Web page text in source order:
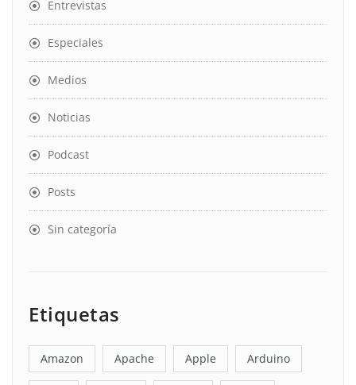
Entrevistas
Especiales
Medios
Noticias
Podcast
Posts
Sin categoría
Etiquetas
Amazon Apache Apple Arduino